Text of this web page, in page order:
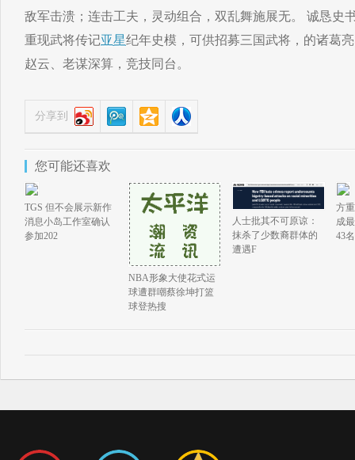
敌军击溃；连击工夫，灵动组合，双乱舞施展无。 诚恳史
重现武将传记亚星纪年史模，可供招募三国武将，的诸葛
赵云、老谋深算，竞技同台。
分享到
您可能还喜欢
TGS 但不会展示新作
消息小岛工作室确认
参加202
NBA形象大使花式运
球遭群嘲蔡徐坤打篮
球登热搜
人士批其不可原谅：
抹杀了少数裔群体的
遭遇F
方
成
43